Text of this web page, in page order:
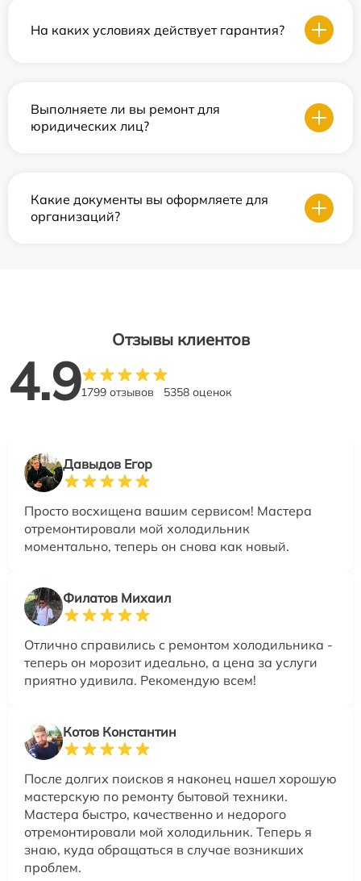
На каких условиях действует гарантия?
Выполняете ли вы ремонт для
юридических лиц?
Какие документы вы оформляете для
организаций?
Отзывы клиентов
4.91799 отзывов 5358 оценок
Давыдов Егор
Просто восхищена вашим сервисом! Мастера
отремонтировали мой холодильник
моментально, теперь он снова как новый.
Филатов Михаил
Отлично справились с ремонтом холодильника -
теперь он морозит идеально, а цена за услуги
приятно удивила. Рекомендую всем!
Котов Константин
После долгих поисков я наконец нашел хорошую
мастерскую по ремонту бытовой техники.
Мастера быстро, качественно и недорого
отремонтировали мой холодильник. Теперь я
знаю, куда обращаться в случае возникших
проблем.